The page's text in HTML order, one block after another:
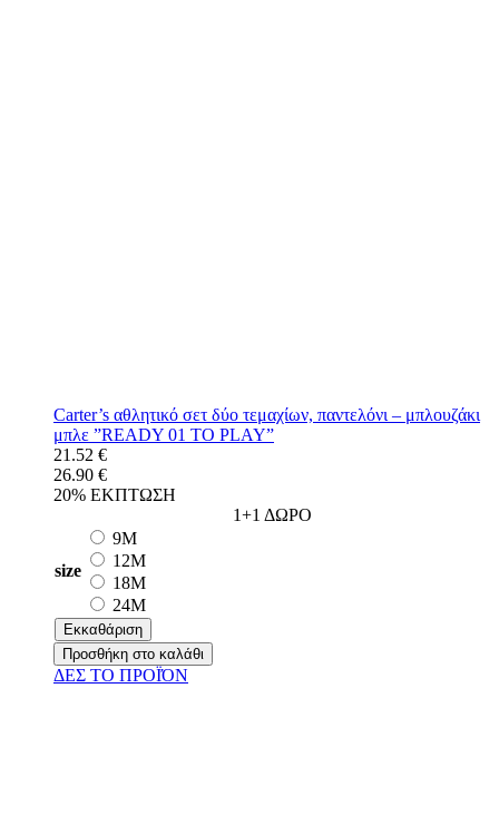
Carter’s αθλητικό σετ δύο τεμαχίων, παντελόνι – μπλουζάκι
μπλε ”READY 01 TO PLAY”
21.52 €
26.90 €
20% ΕΚΠΤΩΣΗ
1+1 ΔΩΡΟ
size
9M
12M
18M
24M
Εκκαθάριση
Προσθήκη στο καλάθι
ΔΕΣ ΤO ΠΡΟΪΌΝ